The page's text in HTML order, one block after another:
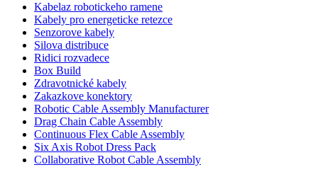
Kabelaz robotickeho ramene
Kabely pro energeticke retezce
Senzorove kabely
Silova distribuce
Ridici rozvadece
Box Build
Zdravotnické kabely
Zakazkove konektory
Robotic Cable Assembly Manufacturer
Drag Chain Cable Assembly
Continuous Flex Cable Assembly
Six Axis Robot Dress Pack
Collaborative Robot Cable Assembly